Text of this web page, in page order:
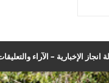
الإخبارية – الآراء